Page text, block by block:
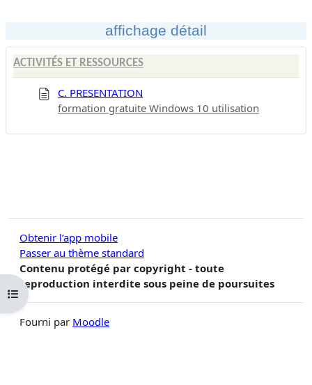
Ouvrir l’index du cours
affichage détail
ACTIVITÉS ET RESSOURCES
C. PRESENTATION
formation gratuite Windows 10 utilisation
Obtenir l’app mobile
Passer au thème standard
Contenu protégé par copyright - toute
reproduction interdite sous peine de poursuites
Fourni par Moodle